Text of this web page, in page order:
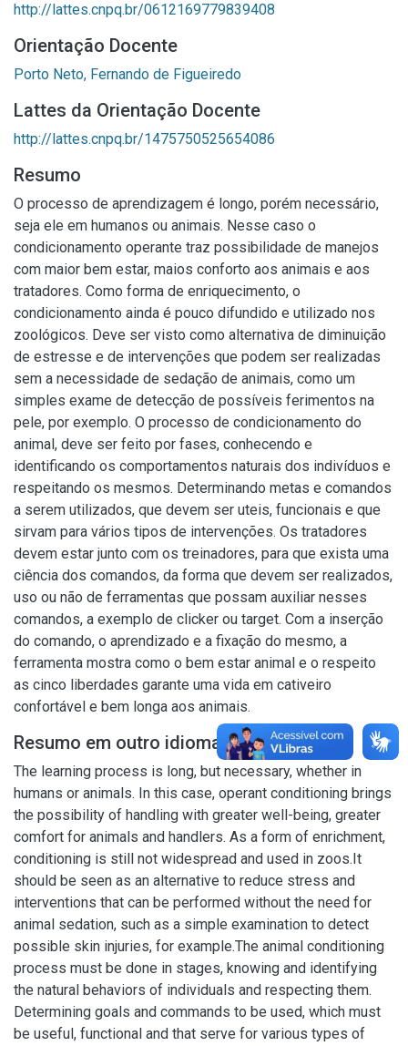
http://lattes.cnpq.br/0612169779839408
Orientação Docente
Porto Neto, Fernando de Figueiredo
Lattes da Orientação Docente
http://lattes.cnpq.br/1475750525654086
Resumo
O processo de aprendizagem é longo, porém necessário,
seja ele em humanos ou animais. Nesse caso o
condicionamento operante traz possibilidade de manejos
com maior bem estar, maios conforto aos animais e aos
tratadores. Como forma de enriquecimento, o
condicionamento ainda é pouco difundido e utilizado nos
zoológicos. Deve ser visto como alternativa de diminuição
de estresse e de intervenções que podem ser realizadas
sem a necessidade de sedação de animais, como um
simples exame de detecção de possíveis ferimentos na
pele, por exemplo. O processo de condicionamento do
animal, deve ser feito por fases, conhecendo e
identificando os comportamentos naturais dos indivíduos e
respeitando os mesmos. Determinando metas e comandos
a serem utilizados, que devem ser uteis, funcionais e que
sirvam para vários tipos de intervenções. Os tratadores
devem estar junto com os treinadores, para que exista uma
ciência dos comandos, da forma que devem ser realizados,
uso ou não de ferramentas que possam auxiliar nesses
comandos, a exemplo de clicker ou target. Com a inserção
do comando, o aprendizado e a fixação do mesmo, a
ferramenta mostra como o bem estar animal e o respeito
as cinco liberdades garante uma vida em cativeiro
confortável e bem longa aos animais.
Resumo em outro idioma
The learning process is long, but necessary, whether in
humans or animals. In this case, operant conditioning brings
the possibility of handling with greater well-being, greater
comfort for animals and handlers. As a form of enrichment,
conditioning is still not widespread and used in zoos.It
should be seen as an alternative to reduce stress and
interventions that can be performed without the need for
animal sedation, such as a simple examination to detect
possible skin injuries, for example.The animal conditioning
process must be done in stages, knowing and identifying
the natural behaviors of individuals and respecting them.
Determining goals and commands to be used, which must
be useful, functional and that serve for various types of